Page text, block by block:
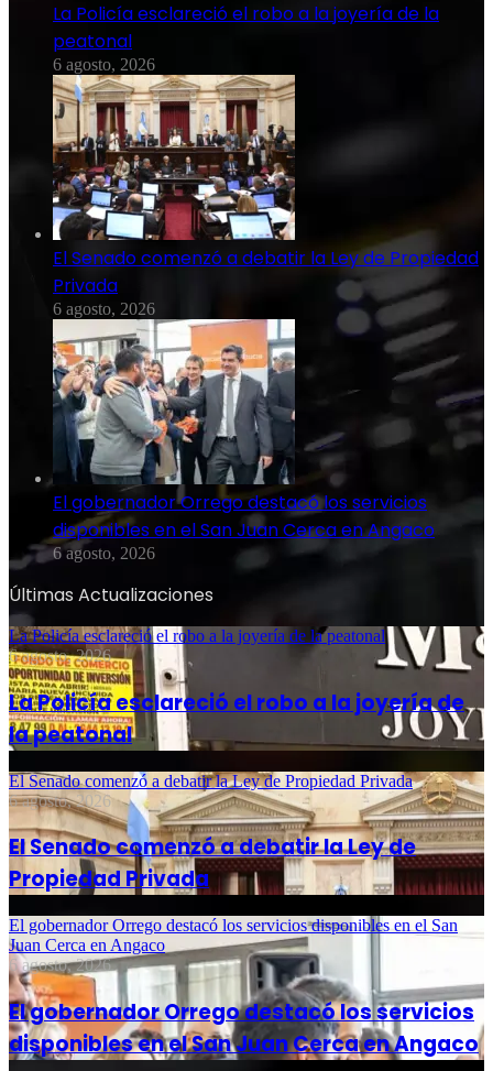
La Policía esclareció el robo a la joyería de la
peatonal
6 agosto, 2026
El Senado comenzó a debatir la Ley de Propiedad
Privada
6 agosto, 2026
El gobernador Orrego destacó los servicios
disponibles en el San Juan Cerca en Angaco
6 agosto, 2026
Últimas Actualizaciones
La Policía esclareció el robo a la joyería de la peatonal
6 agosto, 2026
La Policía esclareció el robo a la joyería de
la peatonal
El Senado comenzó a debatir la Ley de Propiedad Privada
6 agosto, 2026
El Senado comenzó a debatir la Ley de
Propiedad Privada
El gobernador Orrego destacó los servicios disponibles en el San
Juan Cerca en Angaco
6 agosto, 2026
El gobernador Orrego destacó los servicios
disponibles en el San Juan Cerca en Angaco